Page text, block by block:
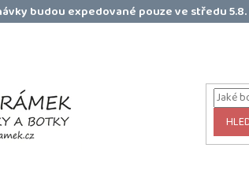
budou expedované pouze ve středu